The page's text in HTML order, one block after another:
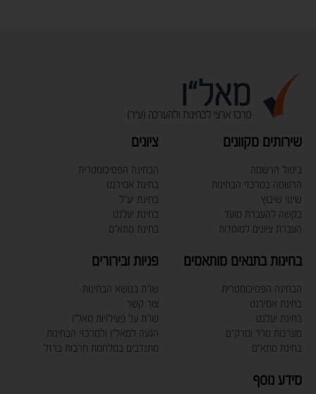
שירותים מקוונים
ביטול הרשמה
הרשמה במרכזי הבחינות
שינוי שיבוץ
בקשה להעברת מועד
העברת ציונים למוסדות
ציונים
הבחינה הפסיכומטרית
בחינת אמירנט
בחינת יע"ל
בחינת יעלנט
בחינת מתא"ם
בחינות בתנאים מותאמים
הבחינה הפסיכומטרית
בחינת אמירנט
בחינת יעלנט
מערכות מו"ר ומרק"ם
בחינת מתא"ם
פניות ובירורים
שו"ת בנושא הבחינות
צור קשר
שו"ת על פעילויות מאל"ו
הגעה למאל"ו ולמרכזי הבחינות
מתנדבים במלחמת חרבות ברזל
מידע נוסף